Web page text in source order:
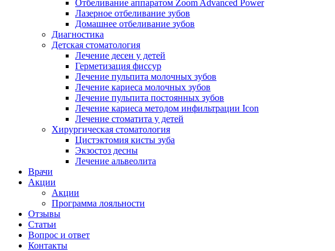
Отбеливание аппаратом Zoom Advanced Power
Лазерное отбеливание зубов
Домашнее отбеливание зубов
Диагностика
Детская стоматология
Лечение десен у детей
Герметизация фиссур
Лечение пульпита молочных зубов
Лечение кариеса молочных зубов
Лечение пульпита постоянных зубов
Лечение кариеса методом инфильтрации Icon
Лечение стоматита у детей
Хирургическая стоматология
Цистэктомия кисты зуба
Экзостоз десны
Лечение альвеолита
Врачи
Акции
Акции
Программа лояльности
Отзывы
Статьи
Вопрос и ответ
Контакты